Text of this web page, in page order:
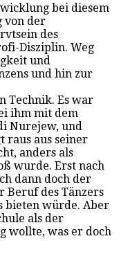
bei diesem
von der
des
Disziplin. Weg
und
und hin zur
Technik. Es war
ihm mit dem
Nurejew, und
raus aus seiner
anders als
wurde. Erst nach
dann doch der
Beruf des Tänzers
bieten würde. Aber
als der
wollte, was er doch